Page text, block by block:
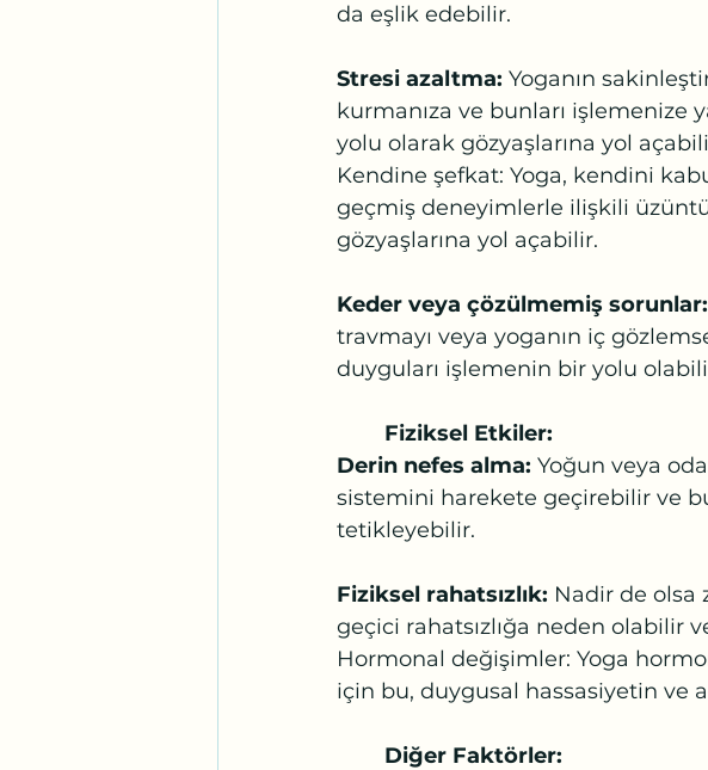
da eşlik edebilir.
Stresi azaltma: Yoganın
kurmanıza ve bunları işlemenize
yolu olarak gözyaşlarına yol
Kendine şefkat: Yoga, kendini
geçmiş deneyimlerle ilişkili
gözyaşlarına yol açabilir.
Keder veya çözülmemiş sorunlar:
travmayı veya yoganın iç
duyguları işlemenin bir yolu
Fiziksel Etkiler:
Derin nefes alma: Yoğun veya
sistemini harekete geçirebilir ve
tetikleyebilir.
Fiziksel rahatsızlık: Nadir de olsa
geçici rahatsızlığa neden olabilir
Hormonal değişimler: Yoga
için bu, duygusal hassasiyetin ve
Diğer Faktörler: